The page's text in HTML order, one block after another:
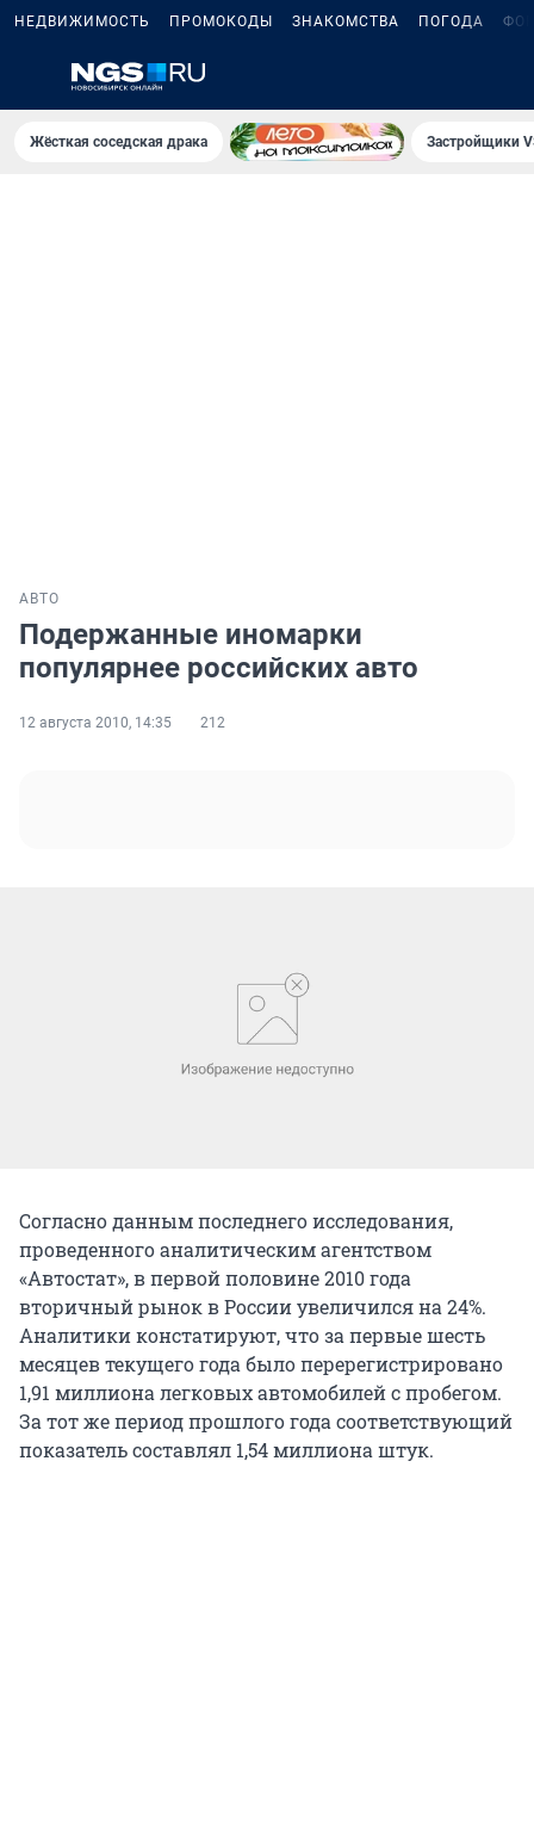
НЕДВИЖИМОСТЬ ПРОМОКОДЫ ЗНАКОМСТВА ПОГОДА
Жёсткая соседская драка Застройщики
АВТО
Подержанные иномарки
популярнее российских авто
12 августа 2010, 14:35 212
Согласно данным последнего исследования,
проведенного аналитическим агентством
«Автостат», в первой половине 2010 года
вторичный рынок в России увеличился на 24%.
Аналитики констатируют, что за первые шесть
месяцев текущего года было перерегистрировано
1,91 миллиона легковых автомобилей с пробегом.
За тот же период прошлого года соответствующий
показатель составлял 1,54 миллиона штук.